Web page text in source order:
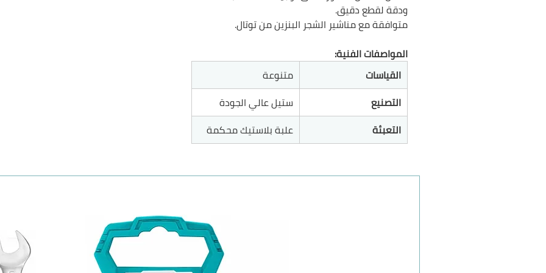
ودقة لقطع دقيق.
متوافقة مع مناشير الشجر البنزين من توتال.
المواصفات الفنية:
القياسات
متنوعة
التصنيع
ستيل عالي الجودة
التعبئة
علبة بلاستيك محكمة